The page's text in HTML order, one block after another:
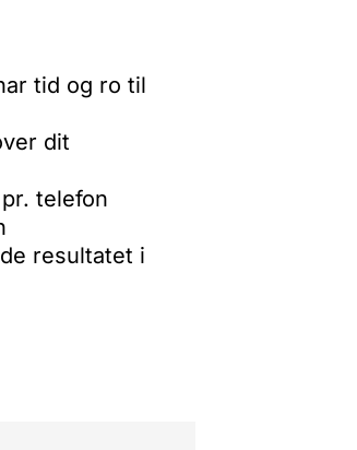
tid og ro til
dit
telefon
resultatet i